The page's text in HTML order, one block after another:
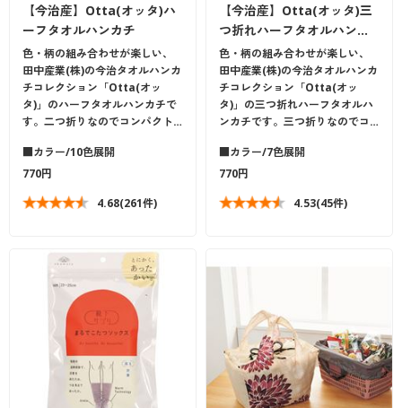
【今治産】Otta(オッタ)ハ
ーフタオルハンカチ
色・柄の組み合わせが楽しい、
田中産業(株)の今治タオルハンカ
チコレクション「Otta(オッ
タ)」のハーフタオルハンカチで
す。二つ折りなのでコンパクト…
■カラー/10色展開
770円
4.68(261件)
【今治産】Otta(オッタ)三
つ折れハーフタオルハン…
色・柄の組み合わせが楽しい、
田中産業(株)の今治タオルハンカ
チコレクション「Otta(オッ
タ)」の三つ折れハーフタオルハ
ンカチです。三つ折りなのでコ…
■カラー/7色展開
770円
4.53(45件)